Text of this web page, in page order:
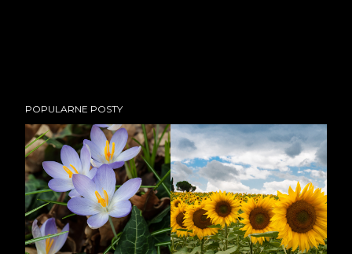
POPULARNE POSTY